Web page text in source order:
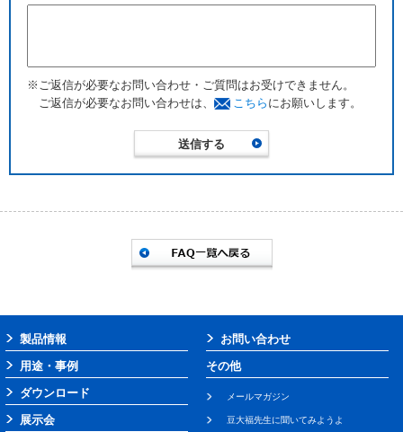
※ご返信が必要なお問い合わせ・ご質問はお受けできません。
ご返信が必要なお問い合わせは、
こちら にお願いします。
製品情報
用途・事例
ダウンロード
展示会
お問い合わせ
その他
メールマガジン
豆大福先生に聞いてみようよ